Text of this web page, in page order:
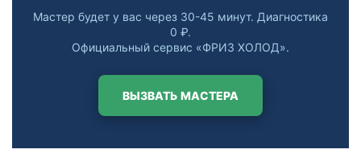
Мастер будет у вас через 30-45 минут. Диагностика
0 ₽.
Официальный сервис «ФРИЗ ХОЛОД».
ВЫЗВАТЬ МАСТЕРА